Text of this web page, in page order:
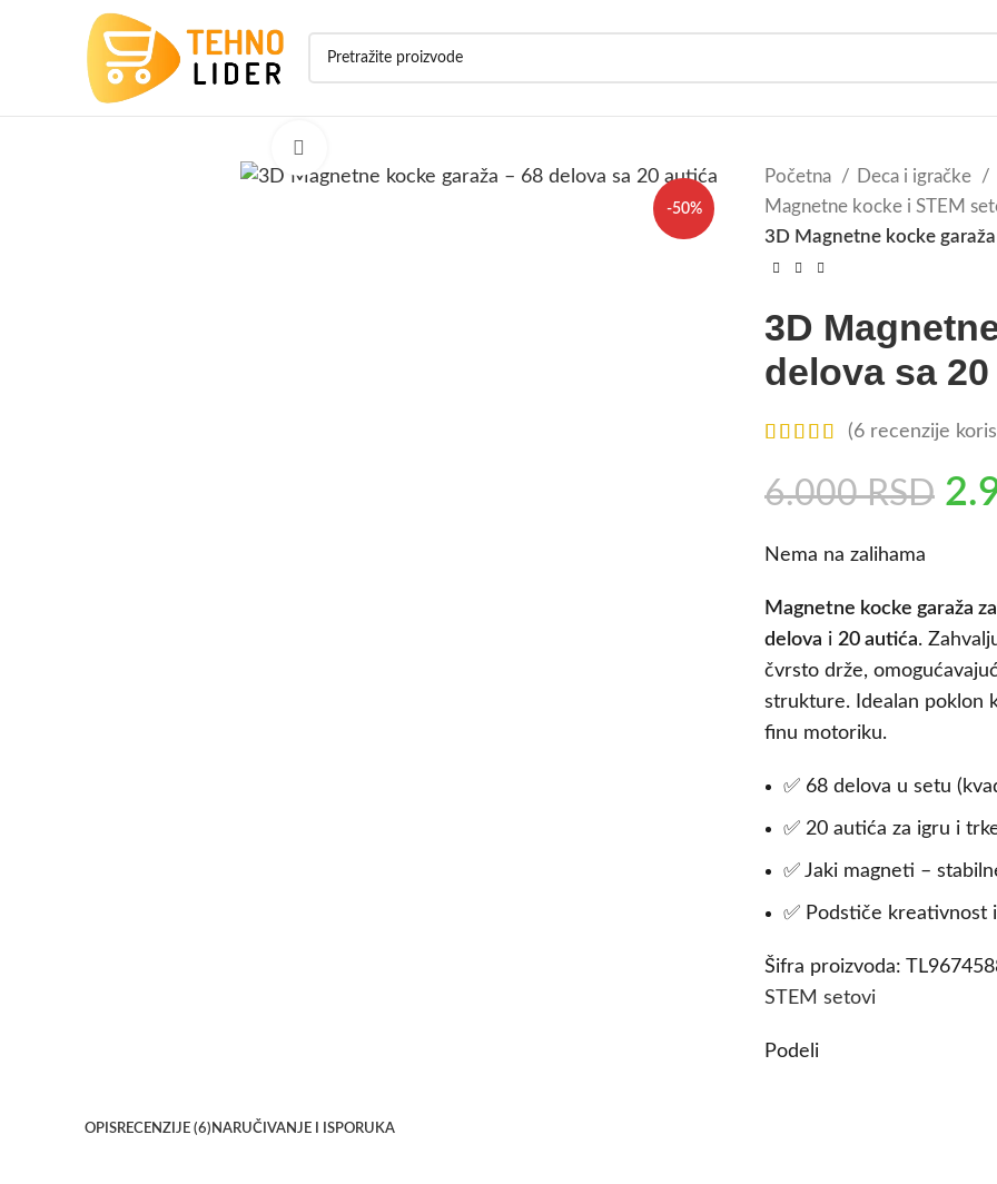
-50%
Početna
Deca i igračke
Magnetne kocke i STEM
3D Magnetne kocke
3D
delova sa
(6 recenzije
6.000RSD
Nema na zalihama
Magnetne kocke garaža
delova i 20 autića.
čvrsto drže,
strukture. Idealan poklon
finu motoriku.
✅ 68 delova u setu
✅ 20 autića za igru i
✅ Jaki magneti –
✅ Podstiče kreativnost
Šifra proizvoda:
STEM setovi
Podeli
OPISRECENZIJE (6) NARUČIVANJE I ISPORUKA